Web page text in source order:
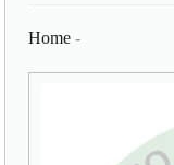
Home -